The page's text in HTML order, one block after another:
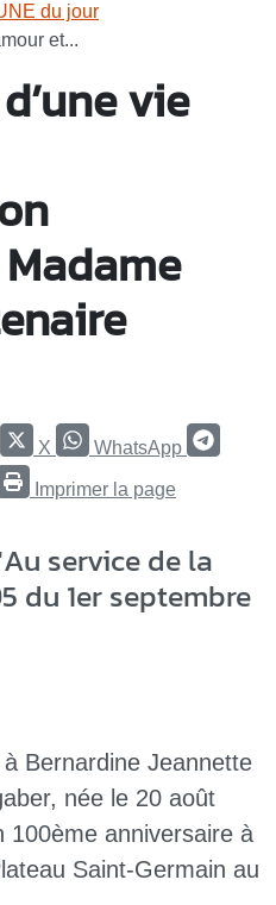
du jour
et...
vie
X WhatsApp
Imprimer la page
service de la
du 1er septembre
Bernardine Jeannette
née le 20 août
100ème anniversaire à
Saint-Germain au